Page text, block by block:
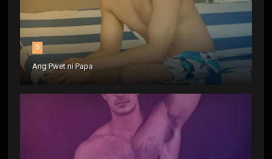
5
Ang Pwet ni Papa